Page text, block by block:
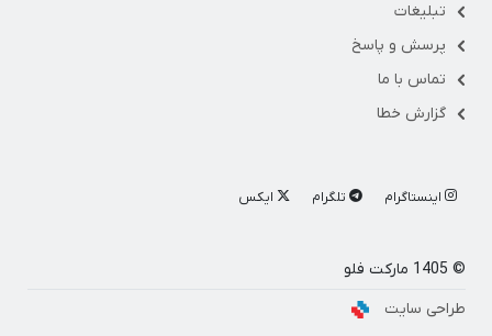
تبلیغات
پرسش و پاسخ
تماس با ما
گزارش خطا
اینستاگرام تلگرام ایکس
© 1405 مارکت فلو
طراحی سایت